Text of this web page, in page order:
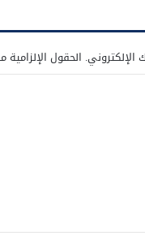
الإلكتروني. الحقول الإلزامية